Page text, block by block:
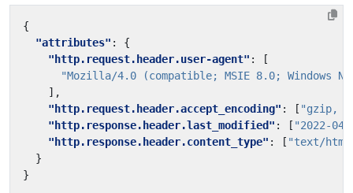
{
"attributes" :
{
"http.request.header.user-agent" :
[
"Mozilla/4.0 (compatible; MSIE 8.0; Windows
],
"http.request.header.accept_encoding" : [ "gzip,
"http.response.header.last_modified" : [ "2022-
"http.response.header.content_type" : [ "text/
}
}